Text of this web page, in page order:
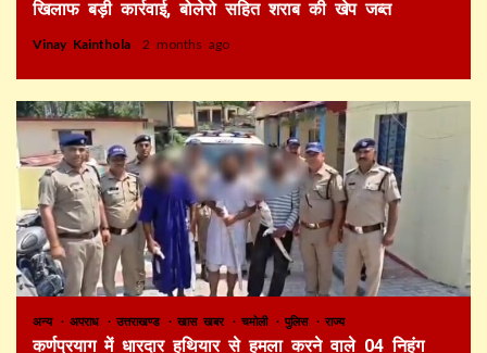
खिलाफ बड़ी कार्रवाई, बोलेरो सहित शराब की खेप जब्त
Vinay Kainthola 2 months ago
अन्य अपराध उत्तराखण्ड खास खबर चमोली पुलिस राज्य
कर्णप्रयाग में धारदार हथियार से हमला करने वाले 04 निहंग